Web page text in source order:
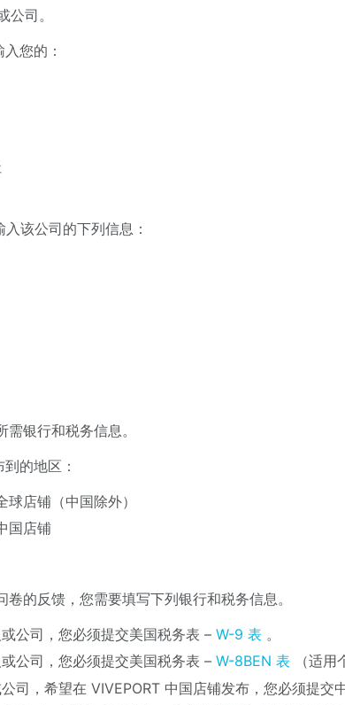
司。
您的：
该公司的下列信息：
银行和税务信息。
的地区：
店铺（中国除外）
国店铺
的反馈，您需要填写下列银行和税务信息。
公司，您必须提交美国税务表 – W-9 表 。
公司，您必须提交美国税务表 – W-8BEN 表 （适
司，希望在 VIVEPORT 中国店铺发布，您必须提交